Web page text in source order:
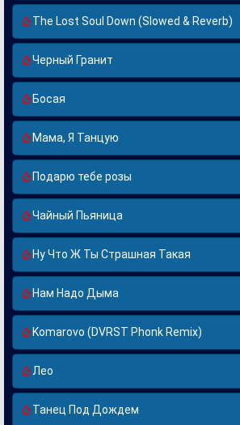
The Lost Soul Down (Slowed & Reverb)
Черный Гранит
Босая
Мама, Я Танцую
Подарю тебе розы
Чайный Пьяница
Ну Что Ж Ты Страшная Такая
Нам Надо Дыма
Komarovo (DVRST Phonk Remix)
Лео
Танец Под Дождем